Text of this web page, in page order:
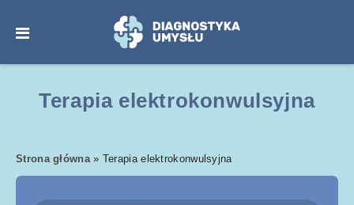
Terapia elektrokonwulsyjna
Strona główna» Terapia elektrokonwulsyjna